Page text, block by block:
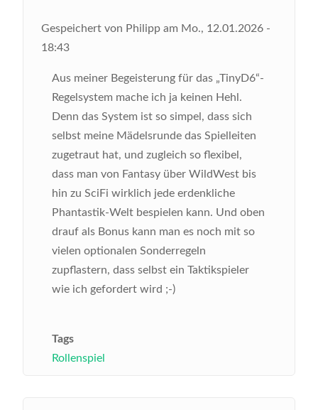
Gespeichert von Philipp am Mo., 12.01.2026 -
18:43
Aus meiner Begeisterung für das „TinyD6“-
Regelsystem mache ich ja keinen Hehl.
Denn das System ist so simpel, dass sich
selbst meine Mädelsrunde das Spielleiten
zugetraut hat, und zugleich so flexibel,
dass man von Fantasy über WildWest bis
hin zu SciFi wirklich jede erdenkliche
Phantastik-Welt bespielen kann. Und oben
drauf als Bonus kann man es noch mit so
vielen optionalen Sonderregeln
zupflastern, dass selbst ein Taktikspieler
wie ich gefordert wird ;-)
Tags
Rollenspiel